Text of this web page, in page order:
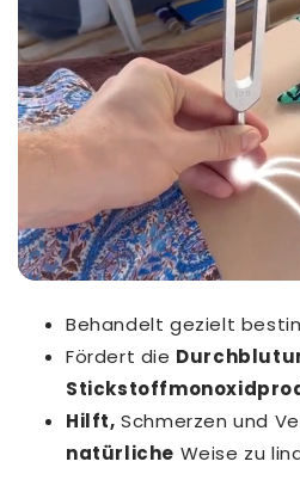
Behandelt gezielt
Fördert die
Hilft, Schmerzen und
natürliche Weise zu